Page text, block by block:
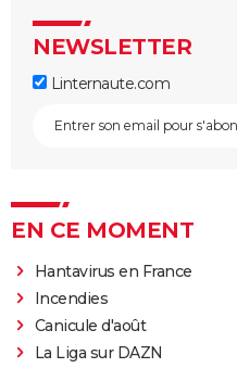
NEWSLETTER
Linternaute.com
EN CE MOMENT
Hantavirus en France
Incendies
Canicule d'août
La Liga sur DAZN